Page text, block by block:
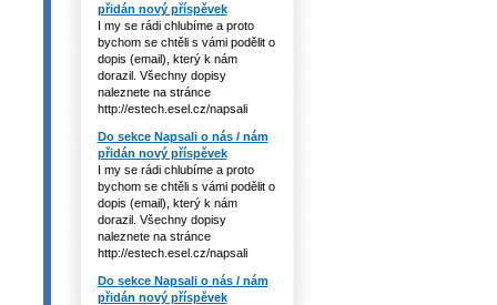
přidán nový příspěvek
I my se rádi chlubíme a proto
bychom se chtěli s vámi podělit o
dopis (email), který k nám
dorazil. Všechny dopisy
naleznete na stránce
http://estech.esel.cz/napsali
Do sekce Napsali o nás / nám
přidán nový příspěvek
I my se rádi chlubíme a proto
bychom se chtěli s vámi podělit o
dopis (email), který k nám
dorazil. Všechny dopisy
naleznete na stránce
http://estech.esel.cz/napsali
Do sekce Napsali o nás / nám
přidán nový příspěvek